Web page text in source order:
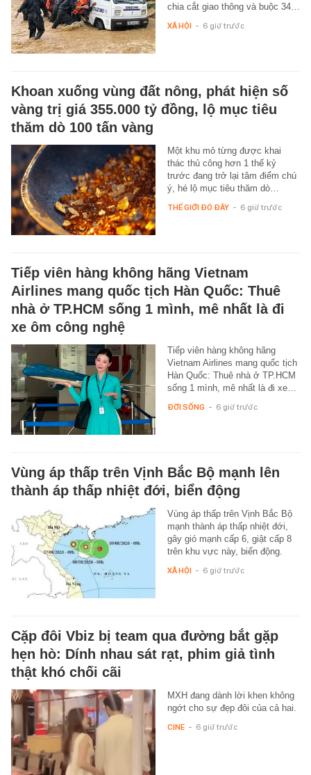
chia cắt giao thông và buộc 34…
XÃ HỘI - 6 giờ trước
Khoan xuống vùng đất nông, phát hiện số
vàng trị giá 355.000 tỷ đồng, lộ mục tiêu
thăm dò 100 tấn vàng
Một khu mỏ từng được khai
thác thủ công hơn 1 thế kỷ
trước đang trở lại tâm điểm chú
ý, hé lộ mục tiêu thăm dò…
THẾ GIỚI ĐÓ ĐÂY - 6 giờ trước
Tiếp viên hàng không hãng Vietnam
Airlines mang quốc tịch Hàn Quốc: Thuê
nhà ở TP.HCM sống 1 mình, mê nhất là đi
xe ôm công nghệ
Tiếp viên hàng không hãng
Vietnam Airlines mang quốc tịch
Hàn Quốc: Thuê nhà ở TP.HCM
sống 1 mình, mê nhất là đi xe…
ĐỜI SỐNG - 6 giờ trước
Vùng áp thấp trên Vịnh Bắc Bộ mạnh lên
thành áp thấp nhiệt đới, biển động
Vùng áp thấp trên Vịnh Bắc Bộ
mạnh thành áp thấp nhiệt đới,
gây gió mạnh cấp 6, giật cấp 8
trên khu vực này, biển động.
XÃ HỘI - 6 giờ trước
Cặp đôi Vbiz bị team qua đường bắt gặp
hẹn hò: Dính nhau sát rạt, phim giả tình
thật khó chối cãi
MXH đang dành lời khen không
ngớt cho sự đẹp đôi của cả hai.
CINE - 6 giờ trước